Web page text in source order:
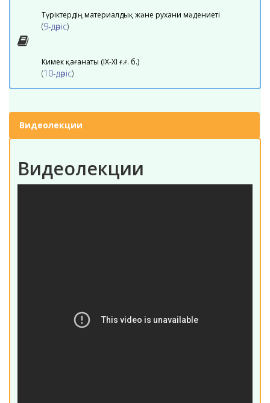
Түріктердің материалдық және рухани мәдениеті
(9-дәріс)
Кимек қағанаты (IX-XI ғ.ғ. б.)
(10-дәріс)
Видеолекции
Видеолекции